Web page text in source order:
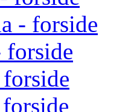
- forside
forside